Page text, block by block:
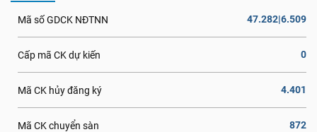
Mã số GDCK NĐTNN 47.282|6.509
Cấp mã CK dự kiến 0
Mã CK hủy đăng ký 4.401
Mã CK chuyển sàn 872